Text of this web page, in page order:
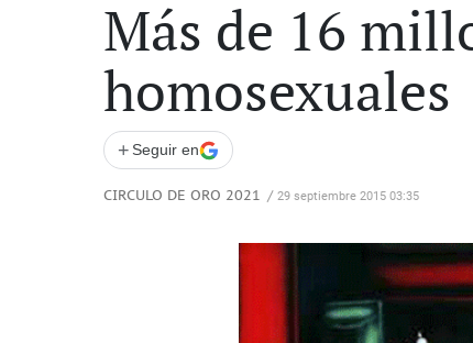
Más de 16
homosexuales
+ Seguir en
CIRCULO DE ORO 2021 / 29 septiembre 2015 03:35